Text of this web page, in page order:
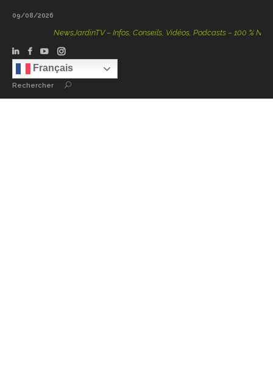
09/08/2026
NewsJardinTV – Infos, Conseils, Vidéos, Podcasts – 100 % Nature
Français
Rechercher